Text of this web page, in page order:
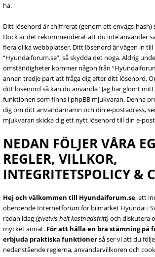
ha.
Ditt lösenord är chiffrerat (genom ett envägs-hash)
Dock är det rekommenderat att du inte använder
flera olika webbplatser. Ditt lösenord är vägen in
“Hyundaiforum.se”, så skydda det noga. Aldrig
omständigheter kommer någon från
annan tredje part att fråga dig efter ditt lösenord.
ditt lösenord så kan du använda “Jag har glömt
funktionen som finns i phpBB mjukvaran. Denna
dig om ditt användarnamn och din e-postadress,
mjukvaran skicka dig ett nytt lösenord till din e-
NEDAN FÖLJER VÅRA
REGLER, VILLKOR,
INTEGRITETSPOLICY &
Hej och välkommen till Hyundaiforum.se, ett
oberoende Internetforum för bilmärket Hyundai i
redan idag(givetvis helt kostnadsfritt)och diskutera
mycket annat. För att hålla en bra stämning på
erbjuda praktiska funktionerså ser vi att du
nedanstående reglerna, användarvillkoren och